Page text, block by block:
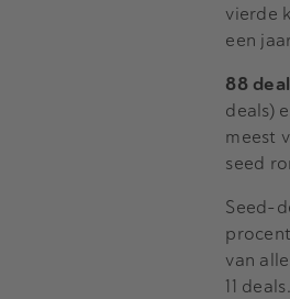
vierde
een
88
deals)
meest
seed
Seed-
van
11 deals.